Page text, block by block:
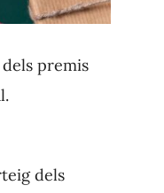
premis
dels